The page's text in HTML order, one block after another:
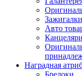
Авто
Наградная
Брелоки